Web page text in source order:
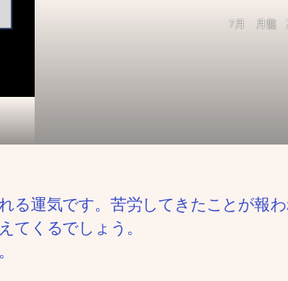
7月 月盤
る運気です。苦労してきたことが報
てくるでしょう。